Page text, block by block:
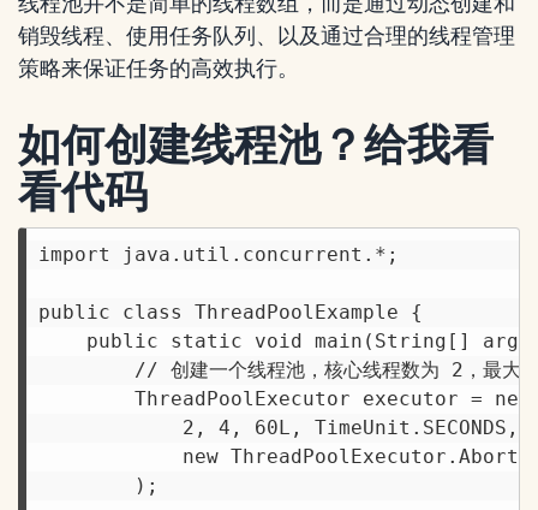
销毁线程、使用任务队列、以及通过合理的线程管理
策略来保证任务的高效执行。
如何创建线程池？给我看
看代码
import java.util.concurrent.*;
public class ThreadPoolExample {
public static void main(String[]
// 创建一个线程池，核心线程数为 2，最大
ThreadPoolExecutor executor =
2, 4, 60L, TimeUnit.SECONDS,
new
        );